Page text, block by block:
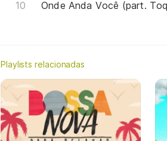
Onde Anda Você (part.
Playlists relacionadas